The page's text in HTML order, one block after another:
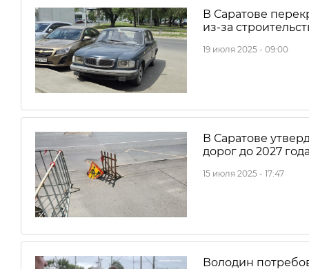
В Саратове
из-за
19 июля 2025 - 09:00
В Саратове
дорог до 2027
15 июля 2025 - 17:47
Володин